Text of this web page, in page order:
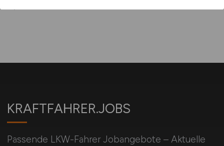
KRAFTFAHRER.JOBS
Passende LKW-Fahrer Jobangebote – Aktuelle